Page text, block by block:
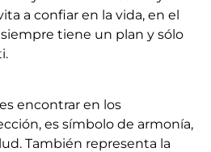
a confiar en la vida, en el
tiene un plan y sólo
encontrar en los
es símbolo de armonía,
También representa la